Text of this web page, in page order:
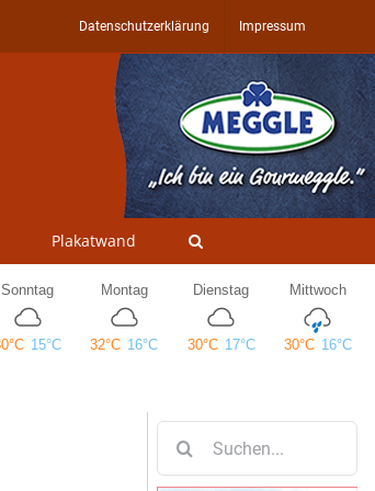
Datenschutzerklärung Impressum
Plakatwand
nach: